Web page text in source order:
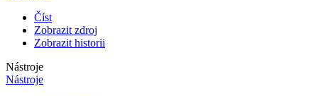
Číst
Zobrazit zdroj
Zobrazit historii
Nástroje
Nástroje